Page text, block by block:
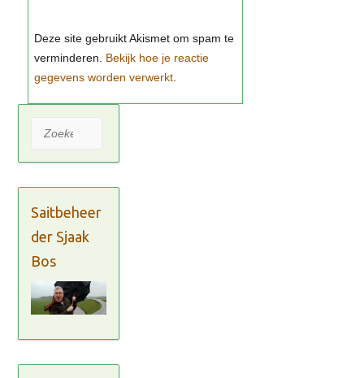
Bekijk hoe je reactie
gegevens worden verwerkt
Zoeken
Saitbeheer
der Sjaak
Bos